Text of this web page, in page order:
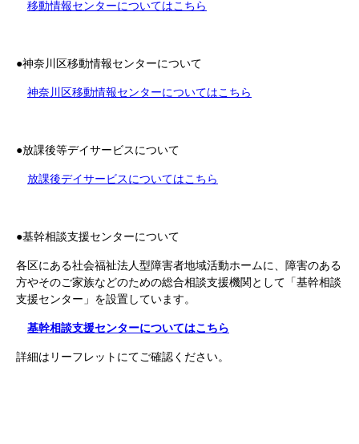
移動情報センターについてはこちら
●神奈川区移動情報センターについて
神奈川区移動情報センターについてはこちら
●放課後等デイサービスについて
放課後デイサービスについてはこちら
●基幹相談支援センターについて
各区にある社会福祉法人型障害者地域活動ホームに、障害のある
方やそのご家族などのための総合相談支援機関として「基幹相談
支援センター」を設置しています。
基幹相談支援センターについてはこちら
詳細はリーフレットにてご確認ください。